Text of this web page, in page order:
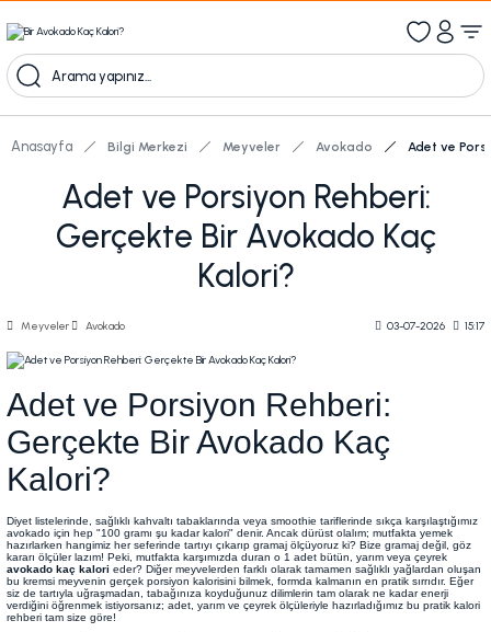
Kampanyalı Ürünleri Görüntüle
Anasayfa Bilgi Merkezi Meyveler Avokado Adet ve
Adet ve Porsiyon Rehberi:
Gerçekte Bir Avokado Kaç
Kalori?
Meyveler Avokado 03-07-2026 15:17
Adet ve Porsiyon Rehberi:
Gerçekte Bir Avokado Kaç
Kalori?
Diyet listelerinde, sağlıklı kahvaltı tabaklarında veya smoothie tariflerinde sıkça karşılaştığımız
avokado için hep "100 gramı şu kadar kalori" denir. Ancak dürüst olalım; mutfakta yemek
hazırlarken hangimiz her seferinde tartıyı çıkarıp gramaj ölçüyoruz ki? Bize gramaj değil, göz
kararı ölçüler lazım! Peki, mutfakta karşımızda duran o 1 adet bütün, yarım veya çeyrek
avokado kaç kalori eder? Diğer meyvelerden farklı olarak tamamen sağlıklı yağlardan oluşan
bu kremsi meyvenin gerçek porsiyon kalorisini bilmek, formda kalmanın en pratik sırrıdır. Eğer
siz de tartıyla uğraşmadan, tabağınıza koyduğunuz dilimlerin tam olarak ne kadar enerji
verdiğini öğrenmek istiyorsanız; adet, yarım ve çeyrek ölçüleriyle hazırladığımız bu pratik kalori
rehberi tam size göre!